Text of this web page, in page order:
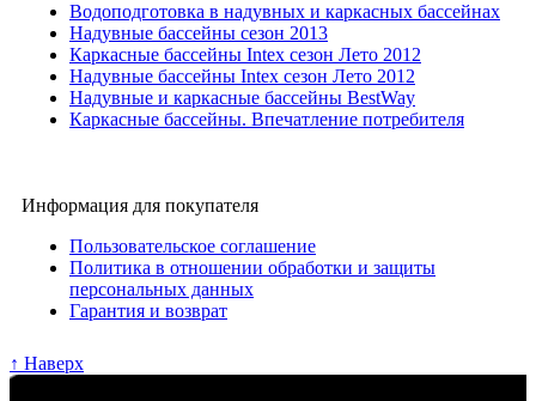
Водоподготовка в надувных и каркасных бассейнах
Надувные бассейны сезон 2013
Каркасные бассейны Intex сезон Лето 2012
Надувные бассейны Intex сезон Лето 2012
Надувные и каркасные бассейны BestWay
Каркасные бассейны. Впечатление потребителя
Информация для покупателя
Пользовательское соглашение
Политика в отношении обработки и защиты
персональных данных
Гарантия и возврат
↑ Наверх